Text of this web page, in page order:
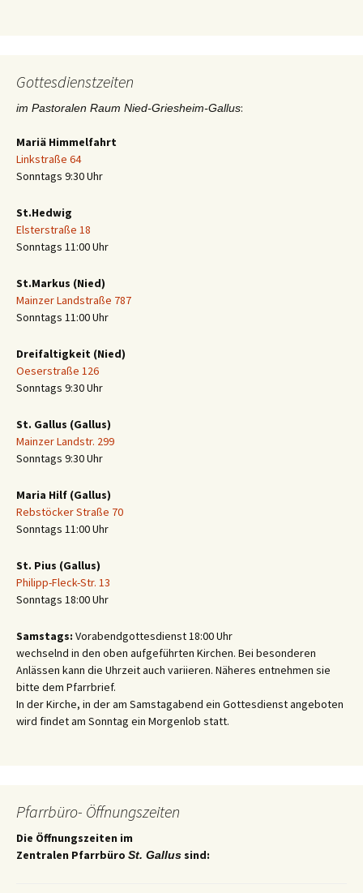
Gottesdienstzeiten
im Pastoralen Raum Nied-Griesheim-Gallus:
Mariä Himmelfahrt
Linkstraße 64
Sonntags 9:30 Uhr
St.Hedwig
Elsterstraße 18
Sonntags 11:00 Uhr
St.Markus (Nied)
Mainzer Landstraße 787
Sonntags 11:00 Uhr
Dreifaltigkeit (Nied)
Oeserstraße 126
Sonntags 9:30 Uhr
St. Gallus (Gallus)
Mainzer Landstr. 299
Sonntags 9:30 Uhr
Maria Hilf (Gallus)
Rebstöcker Straße 70
Sonntags 11:00 Uhr
St. Pius (Gallus)
Philipp-Fleck-Str. 13
Sonntags 18:00 Uhr
Samstags: Vorabendgottesdienst 18:00 Uhr
wechselnd in den oben aufgeführten Kirchen. Bei besonderen
Anlässen kann die Uhrzeit auch variieren. Näheres entnehmen sie
bitte dem Pfarrbrief.
In der Kirche, in der am Samstagabend ein Gottesdienst angeboten
wird findet am Sonntag ein Morgenlob statt.
Pfarrbüro- Öffnungszeiten
Die Öffnungszeiten im
Zentralen Pfarrbüro St. Gallus sind: